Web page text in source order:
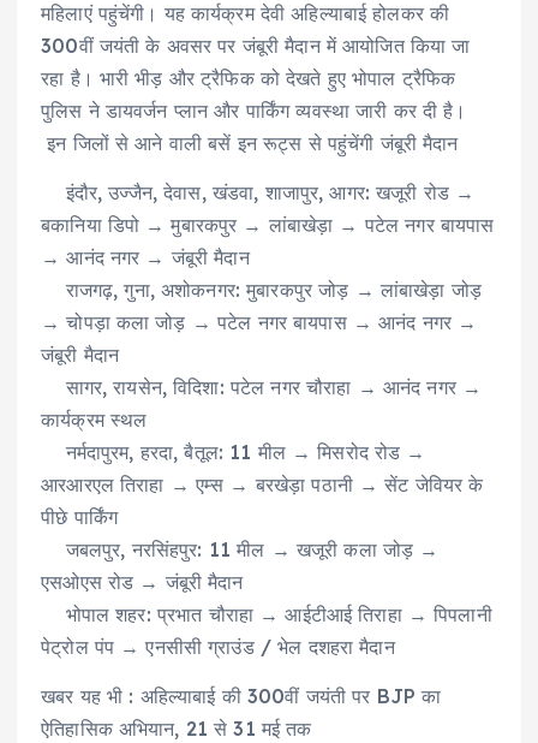
महिलाएं पहुंचेंगी। यह कार्यक्रम देवी अहिल्याबाई होलकर की
300वीं जयंती के अवसर पर जंबूरी मैदान में आयोजित किया जा
रहा है। भारी भीड़ और ट्रैफिक को देखते हुए भोपाल ट्रैफिक
पुलिस ने डायवर्जन प्लान और पार्किंग व्यवस्था जारी कर दी है।
इन जिलों से आने वाली बसें इन रूट्स से पहुंचेंगी जंबूरी मैदान
इंदौर, उज्जैन, देवास, खंडवा, शाजापुर, आगर: खजूरी रोड →
बकानिया डिपो → मुबारकपुर → लांबाखेड़ा → पटेल नगर बायपास
→ आनंद नगर → जंबूरी मैदान
राजगढ़, गुना, अशोकनगर: मुबारकपुर जोड़ → लांबाखेड़ा जोड़
→ चोपड़ा कला जोड़ → पटेल नगर बायपास → आनंद नगर →
जंबूरी मैदान
सागर, रायसेन, विदिशा: पटेल नगर चौराहा → आनंद नगर →
कार्यक्रम स्थल
नर्मदापुरम, हरदा, बैतूल: 11 मील → मिसरोद रोड →
आरआरएल तिराहा → एम्स → बरखेड़ा पठानी → सेंट जेवियर के
पीछे पार्किंग
जबलपुर, नरसिंहपुर: 11 मील → खजूरी कला जोड़ →
एसओएस रोड → जंबूरी मैदान
भोपाल शहर: प्रभात चौराहा → आईटीआई तिराहा → पिपलानी
पेट्रोल पंप → एनसीसी ग्राउंड / भेल दशहरा मैदान
खबर यह भी : अहिल्याबाई की 300वीं जयंती पर BJP का
ऐतिहासिक अभियान, 21 से 31 मई तक